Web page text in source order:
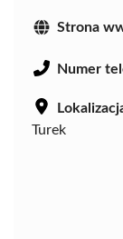
Strona
Numer
Turek